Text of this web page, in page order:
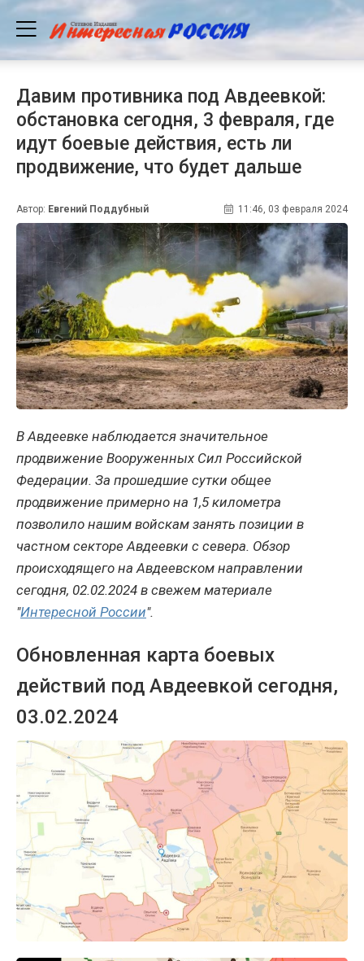
Давим противника под Авдеевкой:
обстановка сегодня, 3 февраля, где
идут боевые действия, есть ли
продвижение, что будет дальше
Автор: Евгений Поддубный 11:46, 03 февраля 2024
В Авдеевке наблюдается значительное
продвижение Вооруженных Сил Российской
Федерации. За прошедшие сутки общее
продвижение примерно на 1,5 километра
позволило нашим войскам занять позиции в
частном секторе Авдеевки с севера. Обзор
происходящего на Авдеевском направлении
сегодня, 02.02.2024 в свежем материале
"Интересной России".
Обновленная карта боевых
действий под Авдеевкой сегодня,
03.02.2024